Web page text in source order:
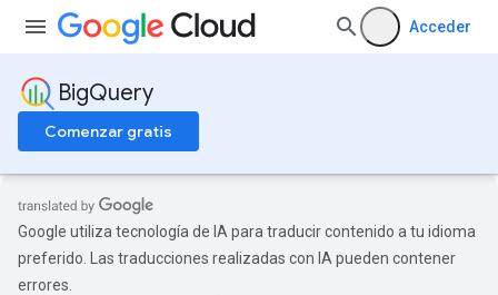
Acceder
BigQuery
Comenzar gratis
Google utiliza tecnología de IA para traducir contenido a tu idioma
preferido. Las traducciones realizadas con IA pueden contener
errores.